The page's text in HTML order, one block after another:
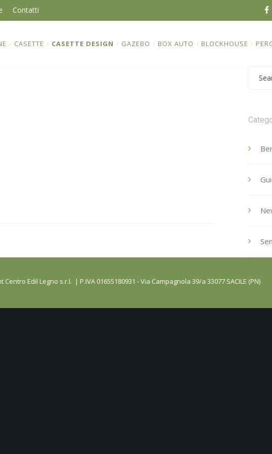
Contatti
/ CASETTE / CASETTE DESIGN / GAZEBO / BOX AUTO / BLOCKHOUSE /
Edil Legno s.r.l. | P.IVA 01655180931 - Via Campagnola 39/a 33077 SACILE (PN)